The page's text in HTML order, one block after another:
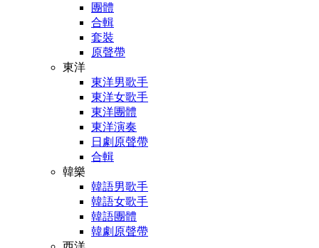
團體
合輯
套裝
原聲帶
東洋
東洋男歌手
東洋女歌手
東洋團體
東洋演奏
日劇原聲帶
合輯
韓樂
韓語男歌手
韓語女歌手
韓語團體
韓劇原聲帶